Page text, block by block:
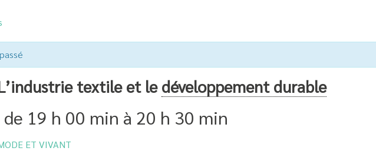
textile et le développement durable
19 h 00 min à 20 h 30 min
ET VIVANT